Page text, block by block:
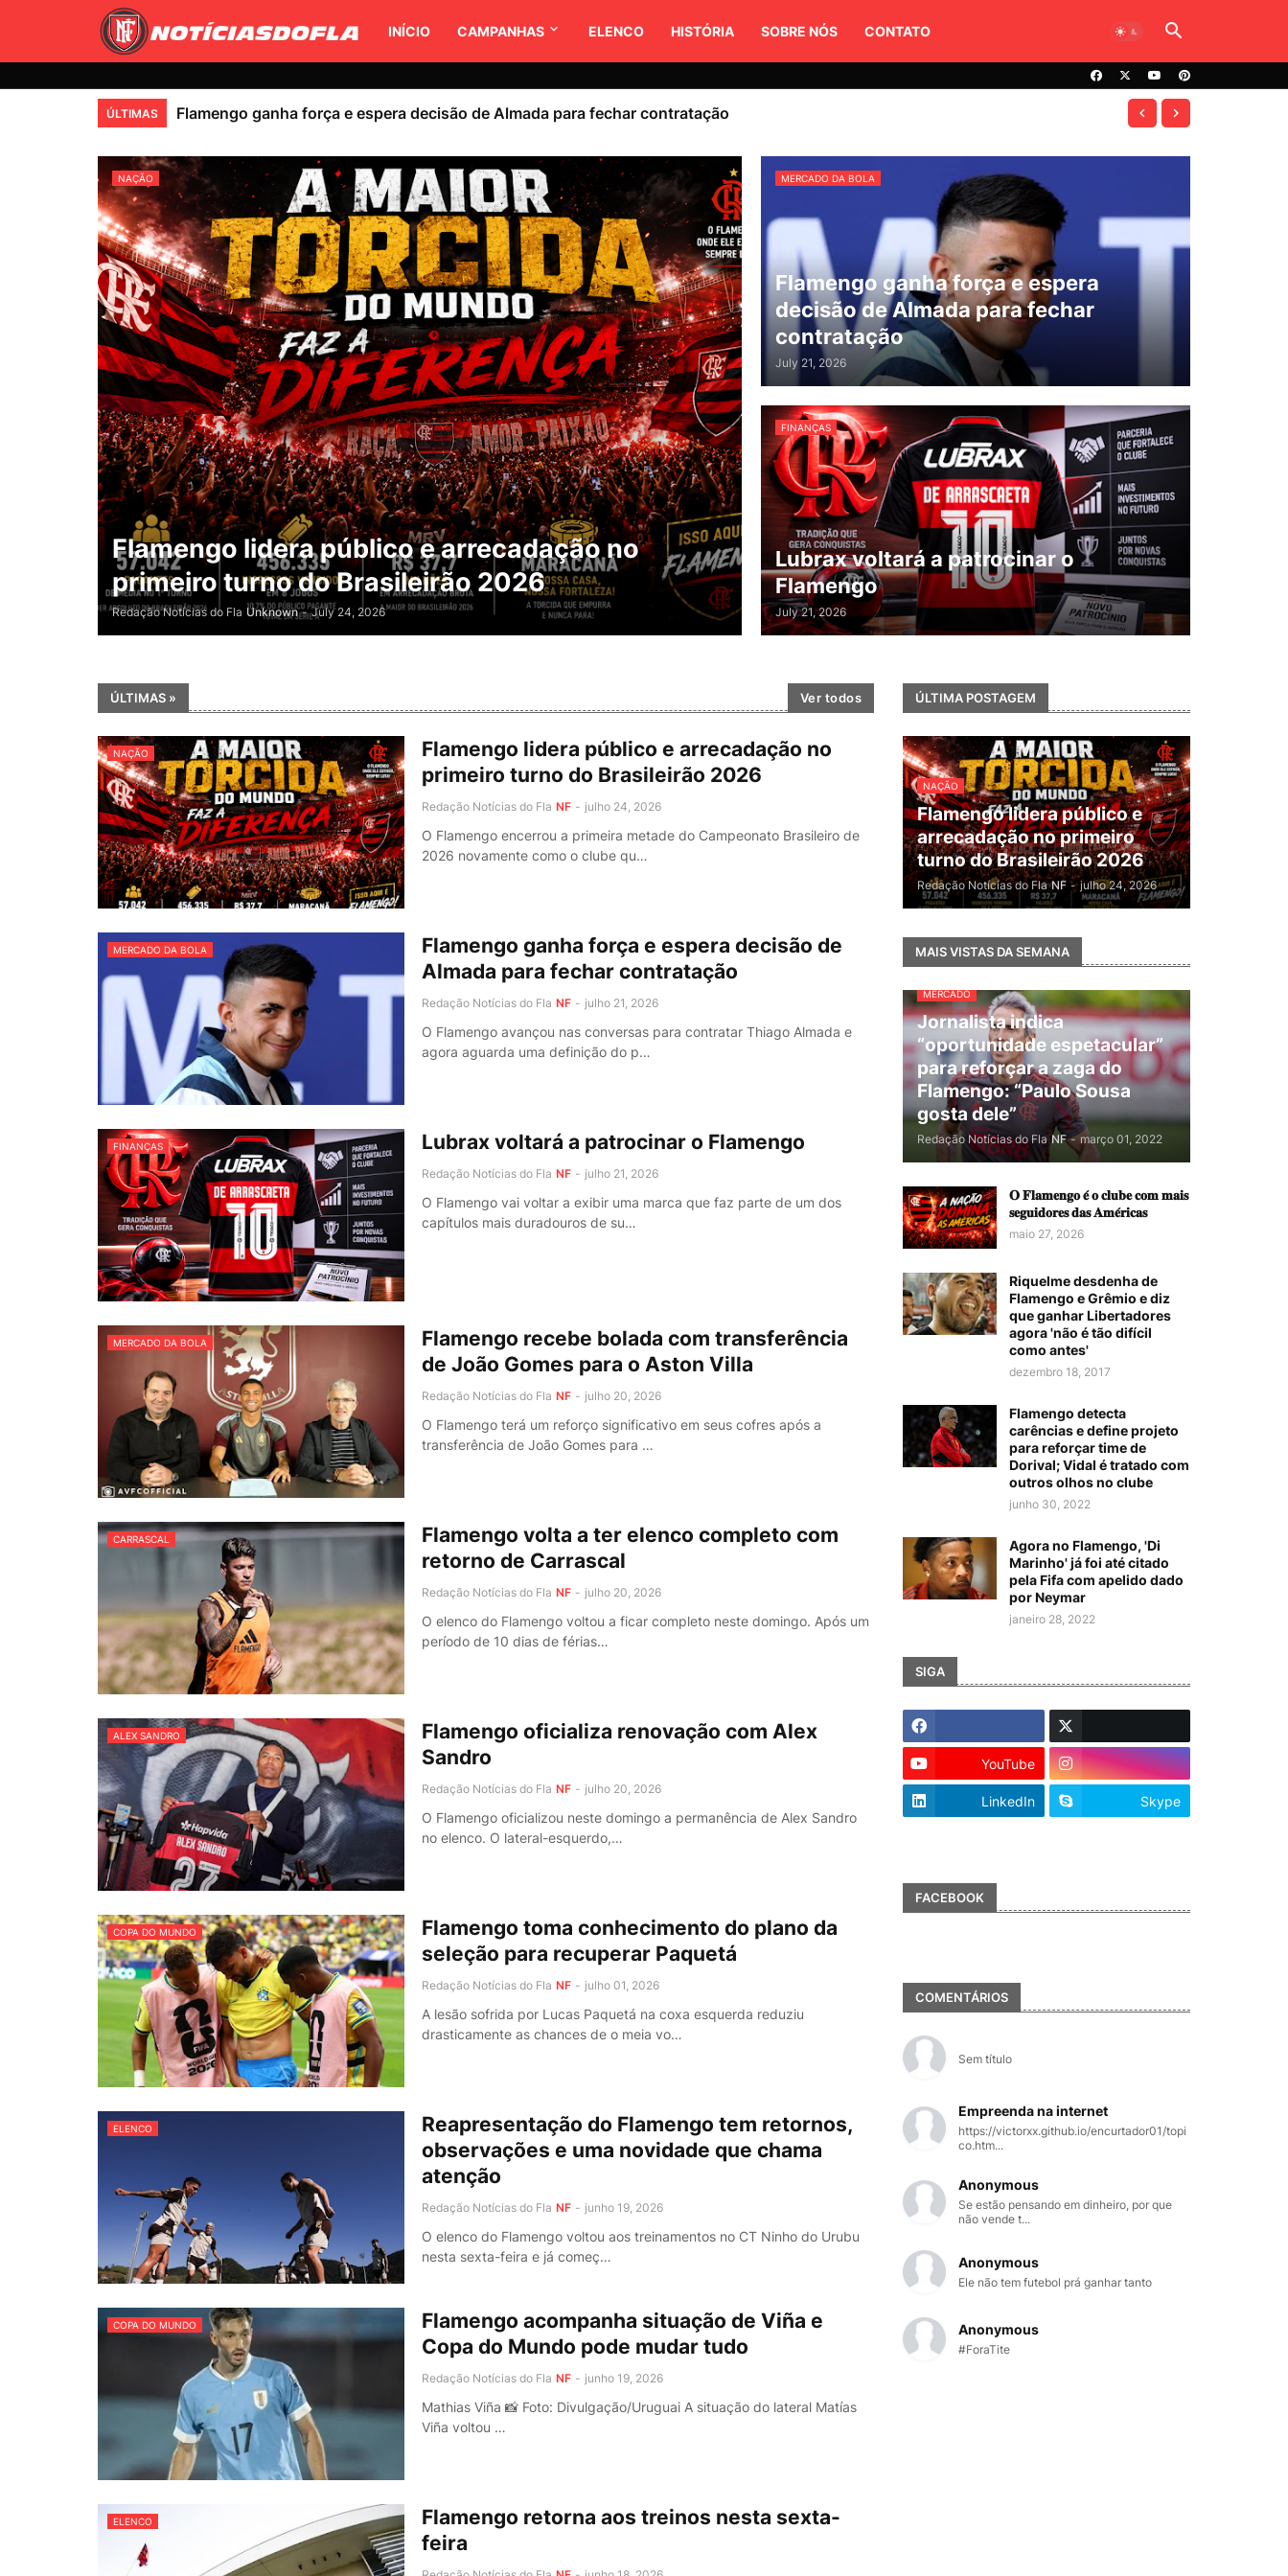
INÍCIO CAMPANHAS ELENCO HISTÓRIA SOBRE NÓS CONTATO
ÚLTIMAS Flamengo ganha força e espera decisão de Almada para fechar contratação
NAÇÃO
Flamengo lidera público e arrecadação no
primeiro turno do Brasileirão 2026
Redação Notícias do Fla Unknown - July 24, 2026
MERCADO DA BOLA
Flamengo ganha força e espera
decisão de Almada para fechar
contratação
July 21, 2026
FINANÇAS
Lubrax voltará a patrocinar o
Flamengo
July 21, 2026
ÚLTIMAS » Ver todos
NAÇÃO
Flamengo lidera público e arrecadação no
primeiro turno do Brasileirão 2026
Redação Notícias do Fla NF - julho 24, 2026
O Flamengo encerrou a primeira metade do Campeonato Brasileiro de
2026 novamente como o clube qu…
MERCADO DA BOLA
Flamengo ganha força e espera decisão de
Almada para fechar contratação
Redação Notícias do Fla NF - julho 21, 2026
O Flamengo avançou nas conversas para contratar Thiago Almada e
agora aguarda uma definição do p…
FINANÇAS Lubrax voltará a patrocinar o Flamengo
Redação Notícias do Fla NF - julho 21, 2026
O Flamengo vai voltar a exibir uma marca que faz parte de um dos
capítulos mais duradouros de su…
MERCADO DA BOLA
Flamengo recebe bolada com transferência
de João Gomes para o Aston Villa
Redação Notícias do Fla NF - julho 20, 2026
O Flamengo terá um reforço significativo em seus cofres após a
transferência de João Gomes para …
CARRASCAL
Flamengo volta a ter elenco completo com
retorno de Carrascal
Redação Notícias do Fla NF - julho 20, 2026
O elenco do Flamengo voltou a ficar completo neste domingo. Após um
período de 10 dias de férias…
ALEX SANDRO
Flamengo oficializa renovação com Alex
Sandro
Redação Notícias do Fla NF - julho 20, 2026
O Flamengo oficializou neste domingo a permanência de Alex Sandro
no elenco. O lateral-esquerdo,…
COPA DO MUNDO
Flamengo toma conhecimento do plano da
seleção para recuperar Paquetá
Redação Notícias do Fla NF - julho 01, 2026
A lesão sofrida por Lucas Paquetá na coxa esquerda reduziu
drasticamente as chances de o meia vo…
ELENCO
Reapresentação do Flamengo tem retornos,
observações e uma novidade que chama
atenção
Redação Notícias do Fla NF - junho 19, 2026
O elenco do Flamengo voltou aos treinamentos no CT Ninho do Urubu
nesta sexta-feira e já começ…
COPA DO MUNDO
Flamengo acompanha situação de Viña e
Copa do Mundo pode mudar tudo
Redação Notícias do Fla NF - junho 19, 2026
Mathias Viña 📸 Foto: Divulgação/Uruguai A situação do lateral Matías
Viña voltou …
ELENCO
Flamengo retorna aos treinos nesta sexta-
feira
ÚLTIMA POSTAGEM
NAÇÃO
Flamengo lidera público e
arrecadação no primeiro
turno do Brasileirão 2026
Redação Notícias do Fla NF - julho 24, 2026
MAIS VISTAS DA SEMANA
MERCADO
Jornalista indica
“oportunidade espetacular”
para reforçar a zaga do
Flamengo: “Paulo Sousa
gosta dele”
Redação Notícias do Fla NF - março 01, 2022
𝐎 𝐅𝐥𝐚𝐦𝐞𝐧𝐠𝐨 𝐞́ 𝐨 𝐜𝐥𝐮𝐛𝐞 𝐜𝐨𝐦 𝐦𝐚𝐢𝐬
𝐬𝐞𝐠𝐮𝐢𝐝𝐨𝐫𝐞𝐬 𝐝𝐚𝐬 𝐀𝐦𝐞́𝐫𝐢𝐜𝐚𝐬
maio 27, 2026
Riquelme desdenha de
Flamengo e Grêmio e diz
que ganhar Libertadores
agora 'não é tão difícil
como antes'
dezembro 18, 2017
Flamengo detecta
carências e define projeto
para reforçar time de
Dorival; Vidal é tratado com
outros olhos no clube
junho 30, 2022
Agora no Flamengo, 'Di
Marinho' já foi até citado
pela Fifa com apelido dado
por Neymar
janeiro 28, 2022
SIGA
YouTube
LinkedIn Skype
FACEBOOK
COMENTÁRIOS
Sem título
Empreenda na internet
https://victorxx.github.io/encurtador01/topi
co.htm...
Anonymous
Se estão pensando em dinheiro, por que
não vende t...
Anonymous
Ele não tem futebol prá ganhar tanto
Anonymous
#ForaTite